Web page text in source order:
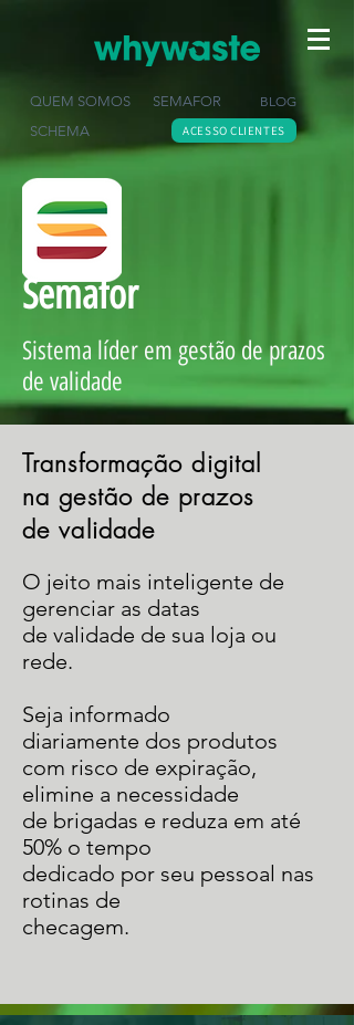
QUEM SOMOS SEMAFOR
BLOG
SCHEMA
ACESSO CLIENTES
Semafor
Sistema líder em gestão de prazos
de validade
Transformaçãodigital
na gestão de prazos
de validade
O jeito mais inteligente de
gerenciar as datas
de validade de sua loja ou
rede.
Seja informado
diariamente dos produtos
com risco de expiração,
elimine a necessidade
de brigadas e reduza em até
50% o tempo
dedicado por seu pessoal nas
rotinas de
checagem.